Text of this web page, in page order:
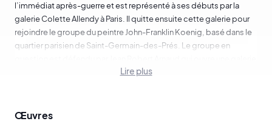
l’immédiat après-guerre et est représenté à ses débuts par la
galerie Colette Allendy à Paris. Il quitte ensuite cette galerie pour
rejoindre le groupe du peintre John-Franklin Koenig, basé dans le
quartier parisien de Saint-Germain-des-Prés. Le groupe en
au 34 de la rue du Four à Paris avec John-Franklin Koenig. Pendant
Dès le début de sa carrière, Oscar Gauthier obtient plusieurs
Lire plus
Œuvres